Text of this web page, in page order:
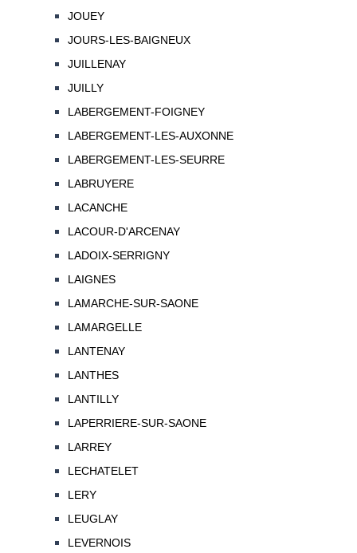
JOUEY
JOURS-LES-BAIGNEUX
JUILLENAY
JUILLY
LABERGEMENT-FOIGNEY
LABERGEMENT-LES-AUXONNE
LABERGEMENT-LES-SEURRE
LABRUYERE
LACANCHE
LACOUR-D'ARCENAY
LADOIX-SERRIGNY
LAIGNES
LAMARCHE-SUR-SAONE
LAMARGELLE
LANTENAY
LANTHES
LANTILLY
LAPERRIERE-SUR-SAONE
LARREY
LECHATELET
LERY
LEUGLAY
LEVERNOIS